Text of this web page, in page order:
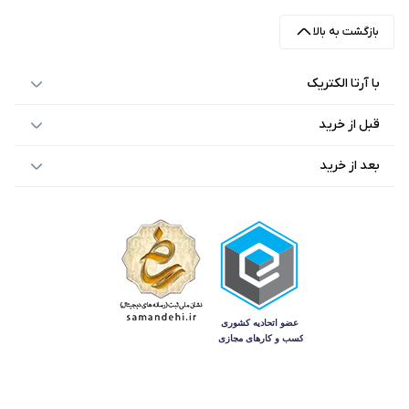
بازگشت به بالا
با آرتا الکتریک
قبل از خرید
بعد از خرید